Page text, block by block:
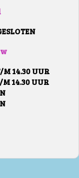
M 14.30 UUR
M 14.30 UUR